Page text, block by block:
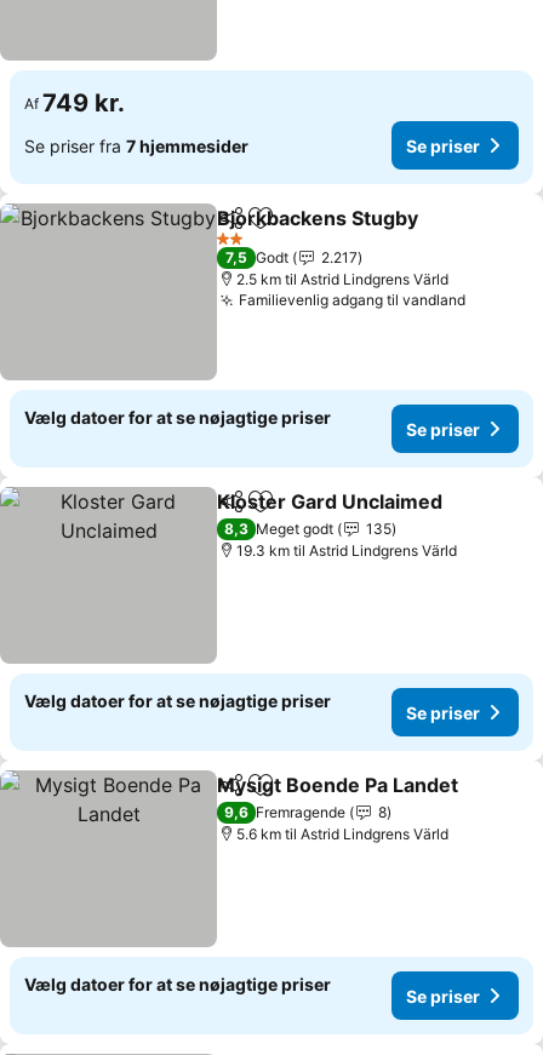
Af 749 kr.
Se priser fra 7 hjemmesider Se priser
Del Føj til favoritter
Bjorkbackens Stugby
2 Stjerner
7,5 Godt
2.217
2.5 km til Astrid Lindgrens Värld
Familievenlig adgang til vandlandSe
Vælg datoer for at se nøjagtige priser
Se priser
Del Føj til favoritter
Kloster Gard Unclaimed
8,3 Meget godt
135
19.3 km til Astrid Lindgrens Värld
Vælg datoer for at se nøjagtige priser
Se priser
Del Føj til favoritter
Mysigt Boende Pa Landet
9,6 Fremragende
8
5.6 km til Astrid Lindgrens Värld
Vælg datoer for at se nøjagtige priser
Se priser